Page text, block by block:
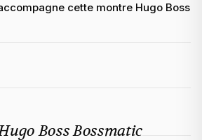
cette montre Hugo Boss
Boss Bossmatic